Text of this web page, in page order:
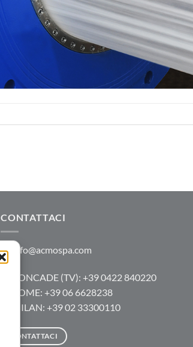
CONTATTACI
info@acmospa.com
RONCADE (TV): +39 0422 840220
ROME: +39 06 6628238
MILAN: +39 02 33300110
CONTATTACI